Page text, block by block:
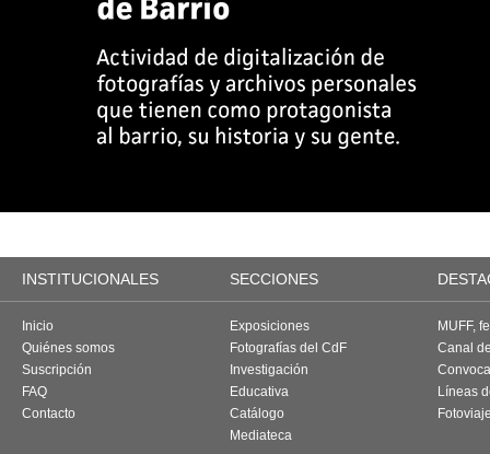
INSTITUCIONALES SECCIONES
Inicio
Quiénes somos
Suscripción
FAQ
Contacto
Exposiciones
Fotografías del CdF
Investigación
Educativa
Catálogo
Mediateca
MUFF,
Canal
Líneas